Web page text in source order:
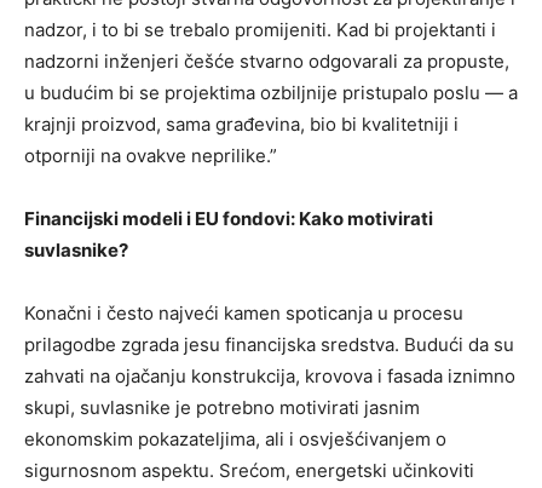
nadzor, i to bi se trebalo promijeniti. Kad bi projektanti i
nadzorni inženjeri češće stvarno odgovarali za propuste,
u budućim bi se projektima ozbiljnije pristupalo poslu — a
krajnji proizvod, sama građevina, bio bi kvalitetniji i
otporniji na ovakve neprilike.”
Financijski modeli i EU fondovi: Kako motivirati
suvlasnike?
Konačni i često najveći kamen spoticanja u procesu
prilagodbe zgrada jesu financijska sredstva. Budući da su
zahvati na ojačanju konstrukcija, krovova i fasada iznimno
skupi, suvlasnike je potrebno motivirati jasnim
ekonomskim pokazateljima, ali i osvješćivanjem o
sigurnosnom aspektu. Srećom, energetski učinkoviti